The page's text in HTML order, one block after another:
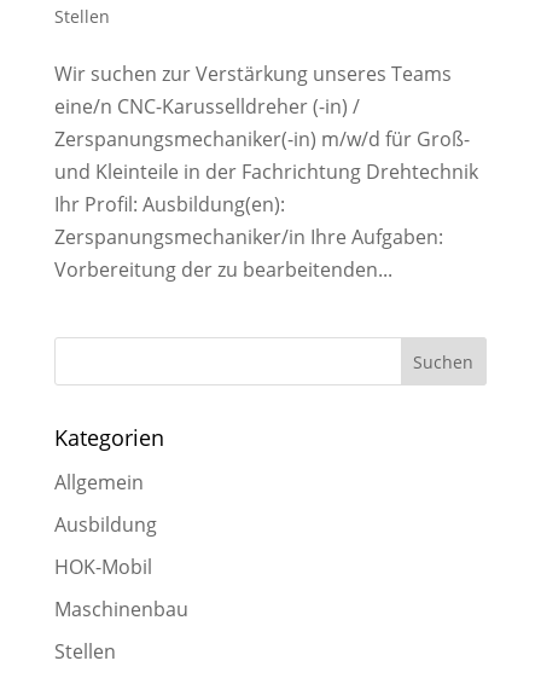
Stellen
Wir suchen zur Verstärkung unseres Teams
eine/n CNC-Karusselldreher (-in) /
Zerspanungsmechaniker(-in) m/w/d für Groß-
und Kleinteile in der Fachrichtung Drehtechnik
Ihr Profil: Ausbildung(en):
Zerspanungsmechaniker/in Ihre Aufgaben:
Vorbereitung der zu bearbeitenden...
Kategorien
Allgemein
Ausbildung
HOK-Mobil
Maschinenbau
Stellen